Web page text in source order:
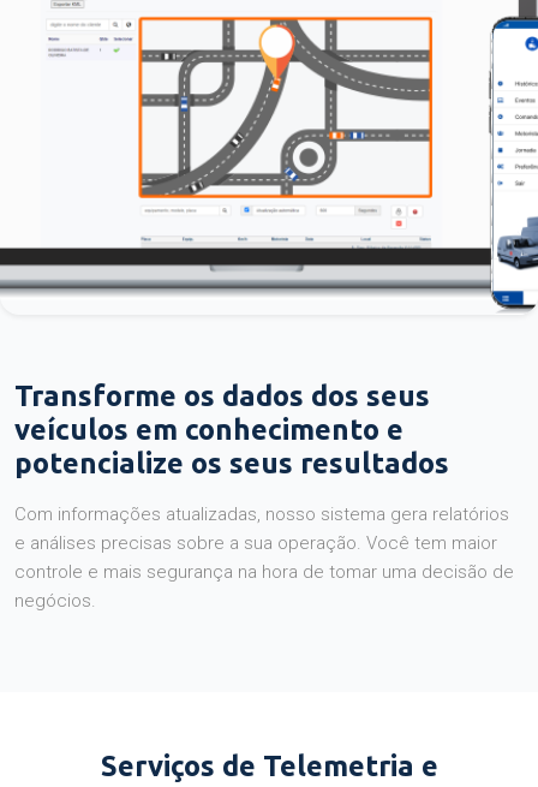
Transforme os dados dos seus
veículos em conhecimento e
potencialize os seus resultados
Com informações atualizadas, nosso sistema gera relatórios
e análises precisas sobre a sua operação. Você tem maior
controle e mais segurança na hora de tomar uma decisão de
negócios.
Serviços de Telemetria e